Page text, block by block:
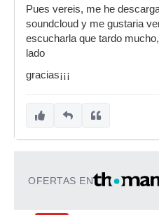
Pues vereis, me he
soundcloud y me gustaria
escucharla que tardo
lado
gracias¡¡¡
OFERTAS EN